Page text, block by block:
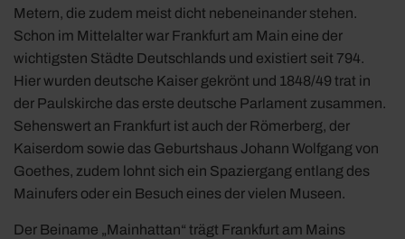
Metern, die zudem meist dicht nebeneinander stehen.
Schon im Mittelalter war Frankfurt am Main eine der
wichtigsten Städte Deutschlands und existiert seit 794.
Hier wurden deutsche Kaiser gekrönt und 1848/49 trat in
der Paulskirche das erste deutsche Parlament zusammen.
Sehenswert an Frankfurt ist auch der Römerberg, der
Kaiserdom sowie das Geburtshaus Johann Wolfgang von
Goethes, zudem lohnt sich ein Spaziergang entlang des
Mainufers oder ein Besuch eines der vielen Museen.
Der Beiname „Mainhattan“ trägt Frankfurt am Mains